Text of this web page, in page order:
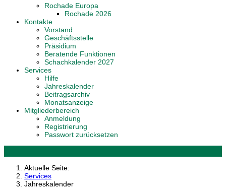
Rochade Europa
Rochade 2026
Kontakte
Vorstand
Geschäftsstelle
Präsidium
Beratende Funktionen
Schachkalender 2027
Services
Hilfe
Jahreskalender
Beitragsarchiv
Monatsanzeige
Mitgliederbereich
Anmeldung
Registrierung
Passwort zurücksetzen
Aktuelle Seite:
Services
Jahreskalender